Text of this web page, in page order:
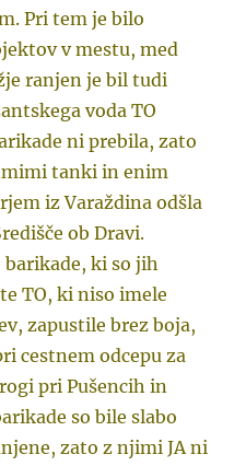
Pri tem je bilo
v mestu, med
ranjen je bil tudi
voda TO
ni prebila, zato
tanki in enim
iz Varaždina odšla
ob Dravi.
ki so jih
TO, ki niso imele
zapustile brez boja,
cestnem odcepu za
pri Pušencih in
so bile slabo
zato z njimi JA ni